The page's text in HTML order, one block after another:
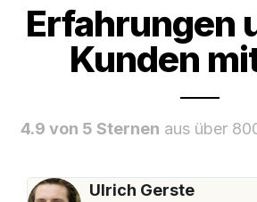
Erfahrungen
Kunden
4.9 von 5 Sternen aus über
Ulrich Gerste